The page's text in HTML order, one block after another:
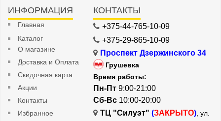
ИНФОРМАЦИЯ
Главная
Каталог
О магазине
Доставка и Оплата
Скидочная карта
Акции
Контакты
Избранное
КОНТАКТЫ
+375-44-765-10-09
+375-29-865-10-09
Проспект Дзержинского 34
Грушевка
Время работы:
Пн-Пт 9:00-21:00
Сб-Вс 10:00-20:00
ТЦ "Силуэт" (ЗАКРЫТО), ул.